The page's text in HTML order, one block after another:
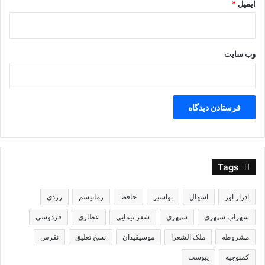
سرا
در مذهب عاشقی روا نیست که ما: عالم به تو بینیم و نبینیم تو را
دل را
زیبد به جمال تو خود بیارایی دل زیرا که تو بس لایق حالی دل را
قصیده ها :
ایمیل *
وب‌ سایت
Tags
ادرار آور اسهال بواسیر حافظ رماتیسم زردی
سهراب سپهری سپهری شعر نیمایی عطاری فردوسی
مشروطه ملک الشعرا موسیقیدان نسخ تعلیق نقرس
کمبوجیه یبوست